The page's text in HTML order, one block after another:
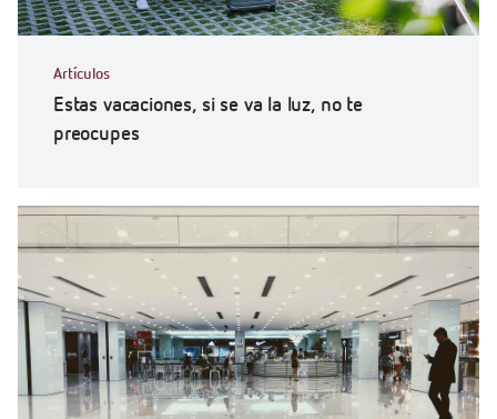
Artículos
Estas vacaciones, si se va la luz, no te
preocupes